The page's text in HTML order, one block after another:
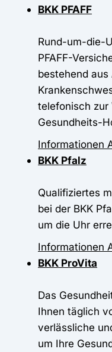
BKK PFAFF
Rund-um-die-
PFAFF-
bestehend
telefonisch zur
Gesundheits-
Informationen
BKK Pfalz
Qualifiziertes
bei der BKK
um die Uhr
Informationen
BKK ProVita
Das
Ihnen täglich
verlässliche
um Ihre